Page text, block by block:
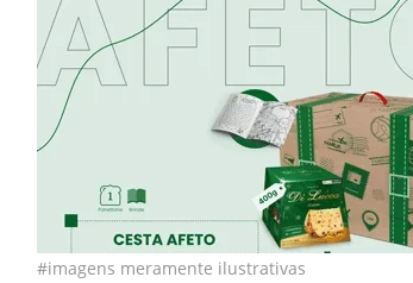
#imagens meramente ilustrativas